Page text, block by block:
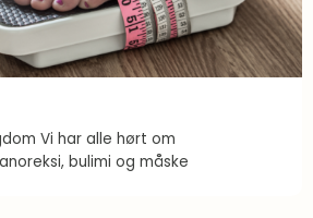
Vi har alle hørt om
bulimi og måske